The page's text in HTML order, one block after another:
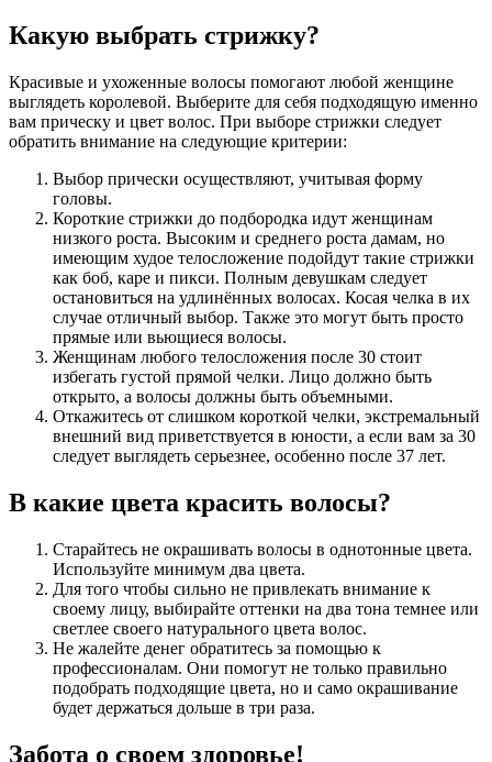
Какую выбрать стрижку?
Красивые и ухоженные волосы помогают любой женщине
выглядеть королевой. Выберите для себя подходящую именно
вам прическу и цвет волос. При выборе стрижки следует
обратить внимание на следующие критерии:
Выбор прически осуществляют, учитывая форму
головы.
Короткие стрижки до подбородка идут женщинам
низкого роста. Высоким и среднего роста дамам, но
имеющим худое телосложение подойдут такие стрижки
как боб, каре и пикси. Полным девушкам следует
остановиться на удлинённых волосах. Косая челка в их
случае отличный выбор. Также это могут быть просто
прямые или вьющиеся волосы.
Женщинам любого телосложения после 30 стоит
избегать густой прямой челки. Лицо должно быть
открыто, а волосы должны быть объемными.
Откажитесь от слишком короткой челки, экстремальный
внешний вид приветствуется в юности, а если вам за 30
следует выглядеть серьезнее, особенно после 37 лет.
В какие цвета красить волосы?
Старайтесь не окрашивать волосы в однотонные цвета.
Используйте минимум два цвета.
Для того чтобы сильно не привлекать внимание к
своему лицу, выбирайте оттенки на два тона темнее или
светлее своего натурального цвета волос.
Не жалейте денег обратитесь за помощью к
профессионалам. Они помогут не только правильно
подобрать подходящие цвета, но и само окрашивание
будет держаться дольше в три раза.
Забота о своем здоровье!